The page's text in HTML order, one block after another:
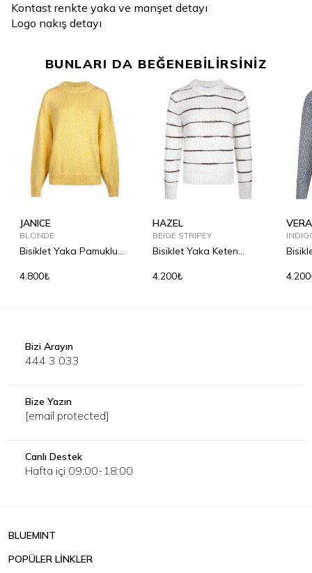
Kontast renkte yaka ve manşet detayı
Logo nakış detayı
BUNLARI DA BEĞENEBİLİRSİNİZ
JANICE
BLONDE
Bisiklet Yaka Pamuklu
4.800₺
HAZEL
BEIGE STRIPEY
Bisiklet Yaka Keten
4.200₺
VERA
Bizi Arayın
444 3 033
Bize Yazın
[email protected]
Canlı Destek
Hafta içi 09:00-18:00
BLUEMINT
POPÜLER LİNKLER